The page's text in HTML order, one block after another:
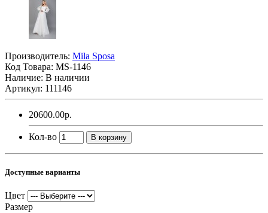
Производитель: Mila Sposa
Код Товара: MS-1146
Наличие: В наличии
Артикул: 111146
20600.00р.
Кол-во В корзину
Доступные варианты
Цвет
Размер